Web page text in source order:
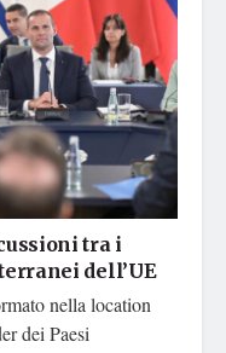
tra i
dell’UE
nella location
dei Paesi